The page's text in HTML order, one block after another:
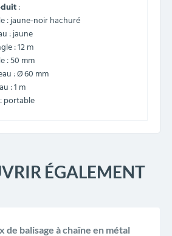
:
: jaune-noir hachuré
: jaune
: 12 m
: 50 mm
: Ø 60 mm
: 1 m
portable
ÉGALEMENT
de balisage à chaîne en métal